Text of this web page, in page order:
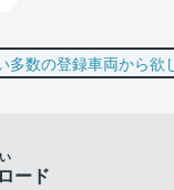
ード